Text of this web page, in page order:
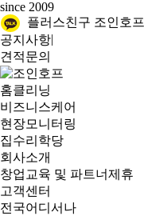
since 2009
플러스친구 조인호프
공지사항|
견적문의
홈클리닝
비즈니스케어
현장모니터링
집수리학당
회사소개
창업교육 및 파트너제휴
고객센터
전국어디서나